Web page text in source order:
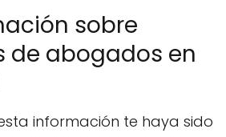
sobre
de abogados en
información te haya sido